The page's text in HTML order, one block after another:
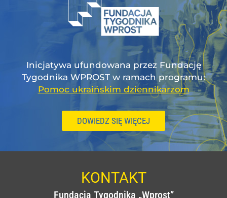
Inicjatywa ufundowana przez Fundację
Tygodnika WPROST w ramach programu:
Pomoc ukraińskim dziennikarzom
DOWIEDZ SIĘ WIĘCEJ
KONTAKT
Fundacja Tygodnika „Wprost”